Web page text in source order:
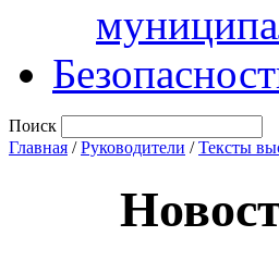
Поиск
Главная /Руководители /Тексты